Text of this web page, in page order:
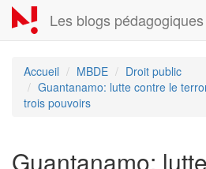
Aller
au
contenu
Les blogs pédagogiques
Accueil MBDE
Droit public
Guantanamo: lutte contre le
trois pouvoirs
Guantanamo: